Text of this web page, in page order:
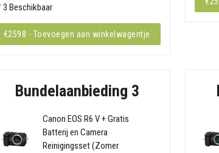
3 Beschikbaar
€2598 - Toevoegen aan winkelwagentje
Bundelaanbieding 3
Canon EOS R6 V + Gratis
Batterij en Camera
Reinigingsset (Zomer